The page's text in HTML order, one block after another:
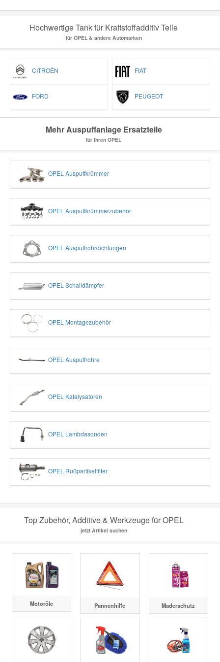
Hochwertige Tank für Kraftstoffadditiv Teile
für OPEL & andere Automarken
CITROËN FIAT
FORD PEUGEOT
Mehr Auspuffanlage Ersatzteile
für Ihren OPEL
OPEL Auspuffkrümmer
OPEL Auspuffkrümmerzubehör
OPEL Auspuffrohrdichtungen
OPEL Schalldämpfer
OPEL Montagezubehör
OPEL Auspuffrohre
OPEL Katalysatoren
OPEL Lambdasonden
OPEL Rußpartikelfilter
Top Zubehör, Additive & Werkzeuge für OPEL
jetzt Artikel suchen
Motoröle Pannenhilfe Maderschutz